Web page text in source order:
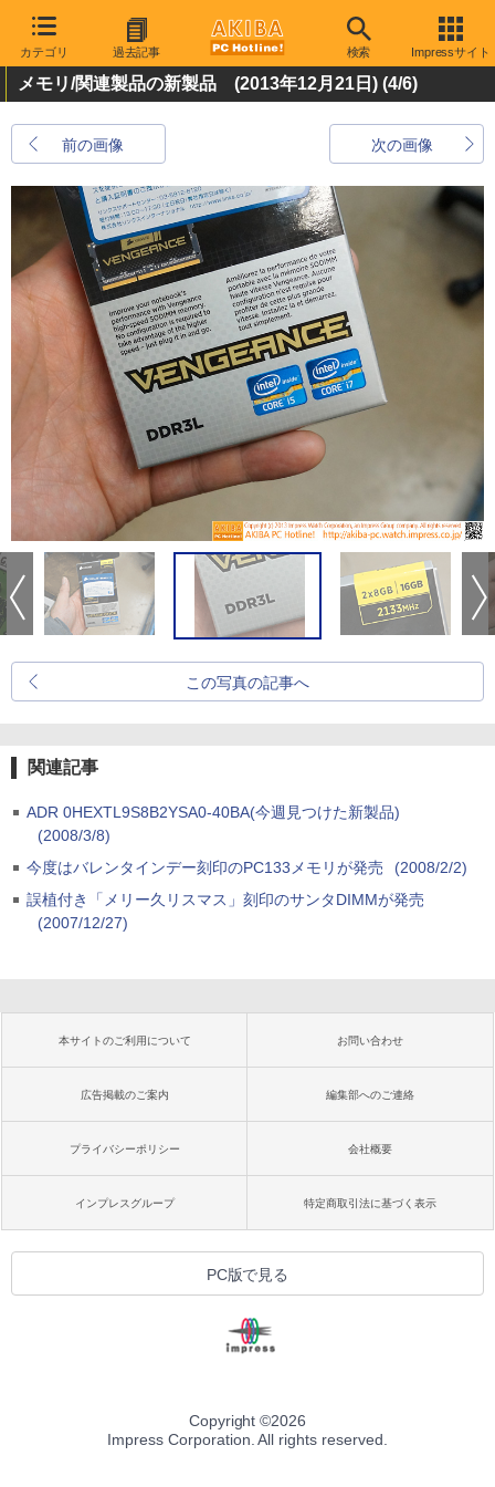
カテゴリ 過去記事 検索 Impressサイト
メモリ/関連製品の新製品 (2013年12月21日) (4/6)
前の画像 次の画像
この写真の記事へ
関連記事
ADR 0HEXTL9S8B2YSA0-40BA(今週見つけた新製品)
(2008/3/8)
今度はバレンタインデー刻印のPC133メモリが発売
(2008/2/2)
誤植付き「メリー久リスマス」刻印のサンタDIMMが発売
(2007/12/27)
本サイトのご利用について お問い合わせ
広告掲載のご案内 編集部へのご連絡
プライバシーポリシー 会社概要
インプレスグループ 特定商取引法に基づく表示
PC版で見る
Copyright ©2026
Impress Corporation. All rights reserved.